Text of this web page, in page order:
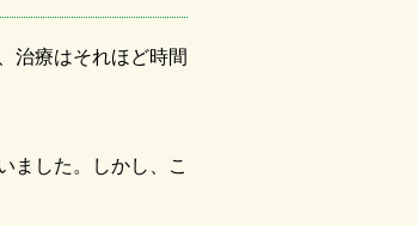
治療はそれほど時間
ました。しかし、こ